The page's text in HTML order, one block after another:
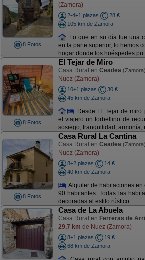
8 Fotos
(Zamora)
2-4+1 plazas
28 €
105 km de Zamora
Lo que en su día fue una
en la parte superior, lo hemos
hogar donde los huéspedes pu
8 Fotos
El Tejar de Miro
Casa Rural en Ceadea (Zamora)
Nuez (Zamora)
10+1 plazas
30 €
45 km de Zamora
Desde El Tejar de miro
el viajero un torbellino de
sosiego, tranquilidad, armonía,
8 Fotos
Casa Rural La Cantina
Casa Rural en Ceadea (Zamora)
Nuez (Zamora)
8+2 plazas
14 €
40 km de Zamora
Alquiler de habitaciones
90 habitantes. Todas las
decoradas al estilo rústico. ...
Casa de La Abuela
Casa Rural en Ferreras de
29,7 km de Nuez (Zamora)
8+1 plazas
19 €
68 km de Zamora